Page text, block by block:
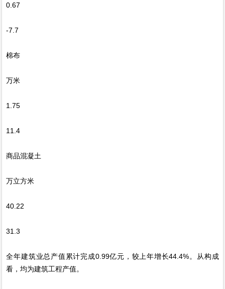
0.67
-7.7
棉布
万米
1.75
11.4
商品混凝土
万立方米
40.22
31.3
全年建筑业总产值累计完成0.99亿元，较上年增长44.4%。从构成
看，均为建筑工程产值。